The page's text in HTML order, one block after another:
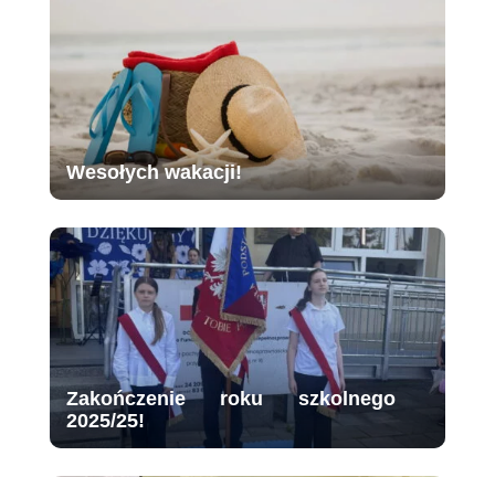
Wesołych wakacji!
Zakończenie roku szkolnego
2025/25!